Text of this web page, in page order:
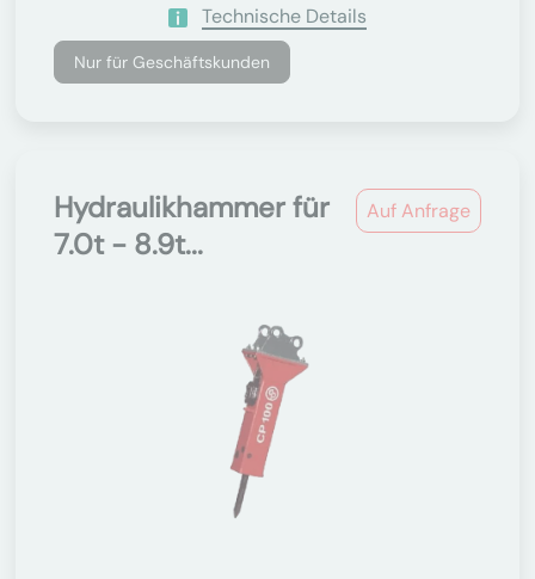
Technische Details
Nur für Geschäftskunden
Auf Anfrage
Hydraulikhammer für
7.0t - 8.9t...